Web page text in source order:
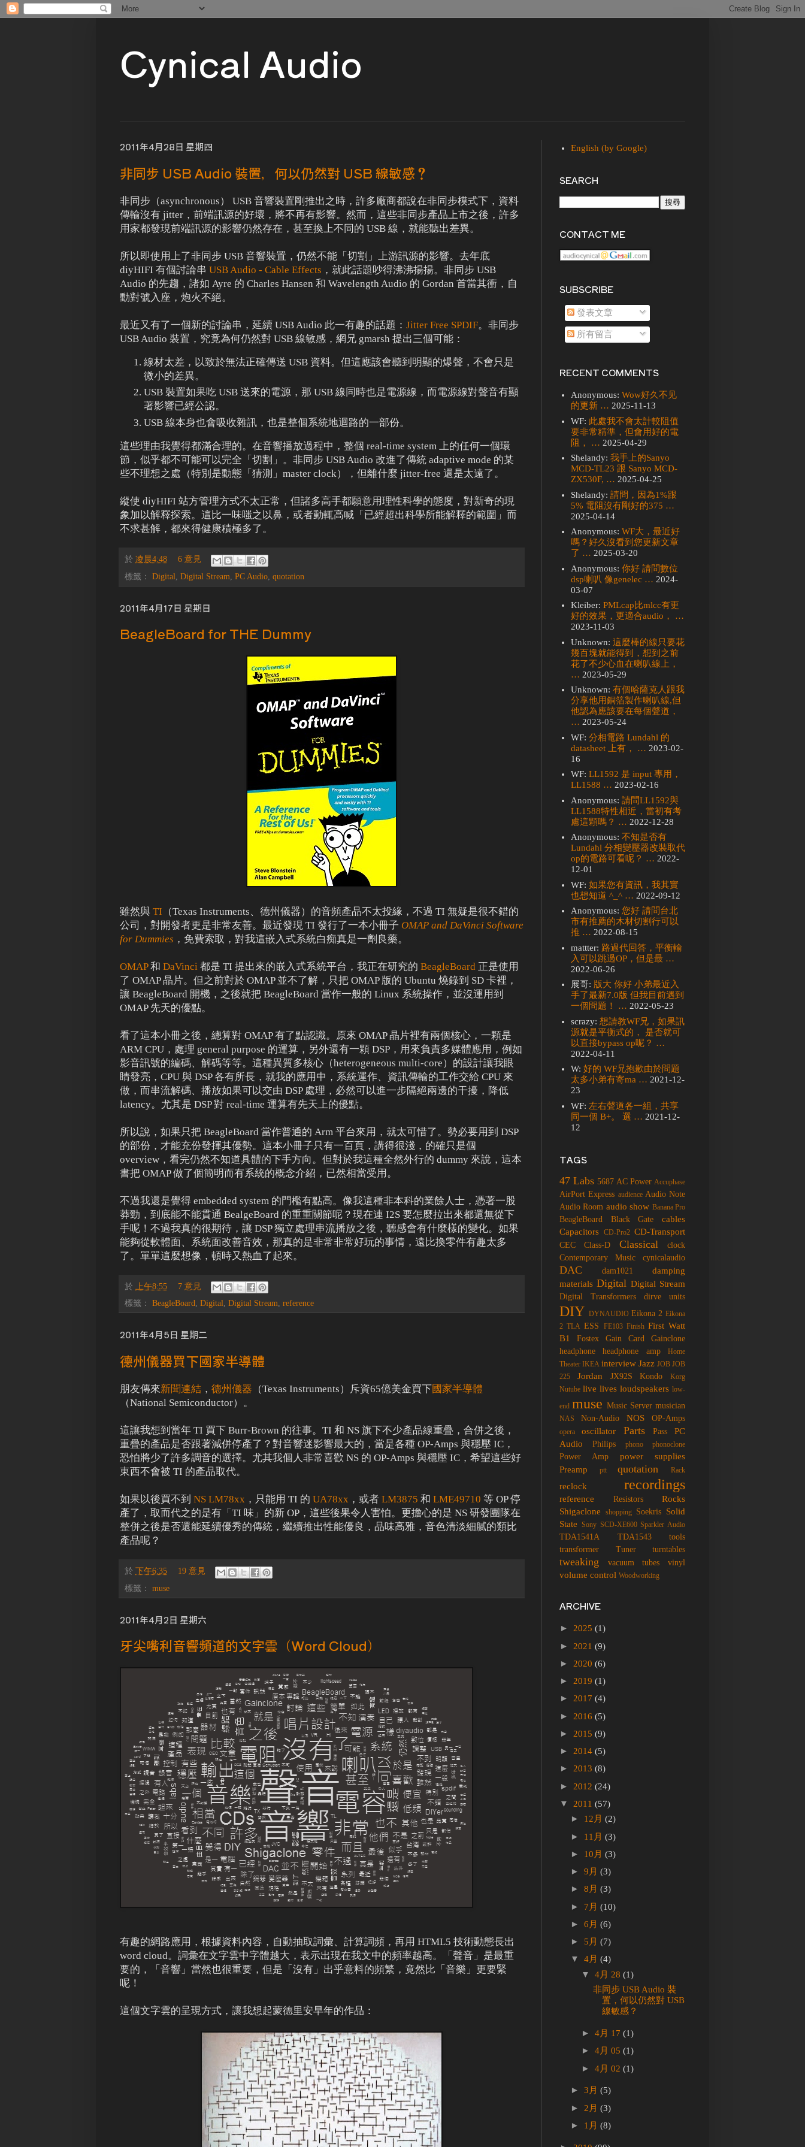
Cynical Audio
2011年4月28日 星期四
非同步 USB Audio 裝置，何以仍然對 USB 線敏感？
非同步（asynchronous） USB 音響裝置剛推出之時，許多廠商都說在非同步模式下，資料
傳輸沒有 jitter，前端訊源的好壞，將不再有影響。然而，這些非同步產品上市之後，許多
用家都發現前端訊源的影響仍然存在，甚至換上不同的 USB 線，就能聽出差異。
所以即使用上了非同步 USB 音響裝置，仍然不能「切割」上游訊源的影響。去年底
diyHIFI 有個討論串 USB Audio - Cable Effects ，就此話題吵得沸沸揚揚。非同步 USB
Audio 的先趨，諸如 Ayre 的 Charles Hansen 和 Wavelength Audio 的 Gordan 首當其衝，自
動對號入座，炮火不絕。
最近又有了一個新的討論串，延續 USB Audio 此一有趣的話題： Jitter Free SPDIF。非同步
USB Audio 裝置，究竟為何仍然對 USB 線敏感，網兄 gmarsh 提出三個可能：
線材太差，以致於無法正確傳送 USB 資料。但這應該會聽到明顯的爆聲，不會只是
微小的差異。
USB 裝置如果吃 USB 送來的電源，那 USB 線同時也是電源線，而電源線對聲音有顯
著影響已經公認。
USB 線本身也會吸收雜訊，也是整個系統地迴路的一部份。
這些理由我覺得都滿合理的。在音響播放過程中，整個 real-time system 上的任何一個環
節，似乎都不可能可以完全「切割」。非同步 USB Audio 改進了傳統 adaptive mode 的某
些不理想之處（特別是動態「猜測」master clock），但離什麼 jitter-free 還是太遠了。
縱使 diyHIFI 站方管理方式不太正常，但諸多高手都願意用理性科學的態度，對新奇的現
象加以解釋探索。這比一味嗤之以鼻，或者動輒高喊「已經超出科學所能解釋的範圍」而
不求甚解，都來得健康積極多了。
於 凌晨4:48
6 意見
標籤： Digital Digital Stream PC Audio quotation
2011年4月17日 星期日
BeagleBoard for THE Dummy
雖然與 TI （Texas Instruments、德州儀器）的音頻產品不太投緣，不過 TI 無疑是很不錯的
公司，對開發者更是非常友善。最近發現 TI 發行了一本小冊子 OMAP and DaVinci Software
for Dummies ，免費索取，對我這嵌入式系統白痴真是一劑良藥。
OMAP和 DaVinci 都是 TI 提出來的嵌入式系統平台，我正在研究的 BeagleBoard 正是使用
了 OMAP 晶片。但之前對於 OMAP 並不了解，只把 OMAP 版的 Ubuntu 燒錄到 SD 卡裡，
讓 BeagleBoard 開機，之後就把 BeagleBoard 當作一般的 Linux 系統操作，並沒運用到
OMAP 先天的優點。
看了這本小冊之後，總算對 OMAP 有了點認識。原來 OMAP 晶片裡有兩個核心，一顆是
ARM CPU，處理 general purpose 的運算，另外還有一顆 DSP，用來負責多媒體應用，例如
影音訊號的編碼、解碼等等。這種異質多核心（heterogeneous multi-core）的設計讓我眼
睛發亮，CPU 與 DSP 各有所長，就我的應用中，系統運作、資訊傳輸的工作交給 CPU 來
做，而串流解碼、播放如果可以交由 DSP 處理，必然可以進一步隔絕兩邊的干擾，降低
latency。尤其是 DSP 對 real-time 運算有先天上的優點。
所以說，如果只把 BeagleBoard 當作普通的 Arm 平台來用，就太可惜了。勢必要用到 DSP
的部份，才能充份發揮其優勢。這本小冊子只有一百頁，講得很淺，的確只是個
overview，看完仍然不知道具體的下手方向。但對於我這種全然外行的 dummy 來說，這本
書把 OMAP 做了個簡明而有系統的概念介紹，已然相當受用。
不過我還是覺得 embedded system 的門檻有點高。像我這種非本科的業餘人士，憑著一股
莽勁，到底能不能貫通 BealgeBoard 的重重關節呢？現在連 I2S 要怎麼拉出來都還無從下
手呢！不過我真的很期待，讓 DSP 獨立處理串流播放之後，聽感會有什麼樣的變化。如果
能夠從軟體面、系統面改善音效，那真的是非常非常好玩的事情，遠比換零件有趣太多
了。單單這麼想像，頓時又熱血了起來。
於 上午8:55
7 意見
標籤： BeagleBoard, Digital, Digital Stream, reference
2011年4月5日 星期二
德州儀器買下國家半導體
朋友傳來新聞連結 ， 德州儀器 （Texas Instruments）斥資65億美金買下國家半導體
（National Semiconductor）。
這讓我想到當年 TI 買下 Burr-Brown 的往事。TI 和 NS 旗下不少產品線重疊，合併之後，
重疊的產品是否跟著減併停產了？對音響迷影響最大的，當是各種 OP-Amps 與穩壓 IC，
恐怕將少了許多調音的選擇。尤其我個人非常喜歡 NS 的 OP-Amps 與穩壓 IC，希望這些好
東西不會被 TI 的產品取代。
如果以後買不到 NS LM78xx ，只能用 TI 的 UA78xx ，或者 LM3875 和 LME49710 等 OP 停
產了，取而代之的是有「TI 味」的新 OP，這些後果令人害怕。更擔心的是 NS 研發團隊在
整併之後是否還能延續優秀的傳統，繼續推出性能優良，品味高雅，音色清淡細膩的類比
產品呢？
於 下午6:35
19 意見
標籤： muse
2011年4月2日 星期六
牙尖嘴利音響頻道的文字雲（Word Cloud）
有趣的網路應用，根據資料內容，自動抽取詞彙、計算詞頻，再用 HTML5 技術動態長出
word cloud。詞彙在文字雲中字體越大，表示出現在我文中的頻率越高。「聲音」是最重
要的，「音響」當然也很重要，但是「沒有」出乎意料的頻繁，竟然比「音樂」更要緊
呢！
這個文字雲的呈現方式，讓我想起蒙德里安早年的作品：
English (by Google)
SEARCH
CONTACT ME
SUBSCRIBE
發表文章
所有留言
RECENT COMMENTS
Anonymous: Wow好久不见
的更新 … 2025-11-13
WF: 此處我不會太計較阻值
要非常精準，但會用好的電
阻， … 2025-04-29
Shelandy: 我手上的Sanyo
MCD-TL23 跟 Sanyo MCD-
ZX530F, … 2025-04-25
Shelandy: 請問，因為1%跟
5% 電阻沒有剛好的375 …
2025-04-14
Anonymous: WF大，最近好
嗎？好久沒看到您更新文章
了 … 2025-03-20
Anonymous: 你好 請問數位
dsp喇叭 像genelec … 2024-
03-07
Kleiber: PMLcap比mlcc有更
好的效果，更適合audio， …
2023-11-03
Unknown: 這麼棒的線只要花
幾百塊就能得到，想到之前
花了不少心血在喇叭線上，
… 2023-05-29
Unknown: 有個哈薩克人跟我
分享他用銅箔製作喇叭線,但
他認為應該要在每個聲道，
… 2023-05-24
WF: 分相電路 Lundahl 的
datasheet 上有， … 2023-02-
16
WF: LL1592 是 input 專用，
LL1588 … 2023-02-16
Anonymous: 請問LL1592與
LL1588特性相近，當初有考
慮這顆嗎？ … 2022-12-28
Anonymous: 不知是否有
Lundahl 分相變壓器改裝取代
op的電路可看呢？ … 2022-
12-01
WF: 如果您有資訊，我其實
也想知道 ^_^ … 2022-09-12
Anonymous: 您好 請問台北
市有推薦的木材切割行可以
推 … 2022-08-15
mattter: 路過代回答，平衡輸
入可以跳過OP，但是最 …
2022-06-26
展哥: 版大 你好 小弟最近入
手了最新7.0版 但我目前遇到
一個問題！ … 2022-05-23
scrazy: 想請教WF兄，如果訊
源就是平衡式的， 是否就可
以直接bypass op呢？ …
2022-04-11
W: 好的 WF兄抱歉由於問題
太多小弟有寄ma … 2021-12-
23
WF: 左右聲道各一組，共享
同一個 B+。 選 … 2021-12-
12
TAGS
47 Labs 5687 AC Power Accuphase
AirPort Express audience Audio Note
Audio Room audio show Banana Pro
BeagleBoard Black Gate
cables
Capacitors CD-Pro2 CD-Transport
CEC Class-D Classical
clock
Contemporary Music
cynicalaudio
DAC dam1021
damping
materials Digital Digital Stream
Digital Transformers dirve units
DIY DYNAUDIO Eikona 2 Eikona
2 TLA ESS FE103 Finish First Watt
B1
Fostex Gain Card
Gainclone
headphone
headphone amp
Home
Theater IKEA interview Jazz JOB JOB
225
Jordan JX92S Kondo
Korg
Nutube live lives loudspeakers low-
end muse Music Server musician
NAS Non-Audio NOS OP-Amps
opera oscillator Parts Pass
PC
Audio
Philips phono phonoclone
Power Amp
power supplies
Preamp
ptt quotation Rack
reclock recordings
reference Resistors
Rocks
Shigaclone
shopping Soekris Solid
State Sony SCD-XE600 Sparkler Audio
TDA1541A TDA1543
tools
transformer
Tuner turntables
tweaking vacuum tubes vinyl
volume control Woodworking
ARCHIVE
► 2025 (1)
► 2021 (9)
► 2020 (6)
► 2019 (1)
► 2017 (4)
► 2016 (5)
► 2015 (9)
► 2014 (5)
► 2013 (8)
► 2012 (24)
▼ 2011 (57)
► 12月 (2)
► 11月 (3)
► 10月 (3)
► 9月 (3)
► 8月 (3)
► 7月 (10)
► 6月 (6)
► 5月 (7)
▼ 4月 (4)
▼ 4月 28 (1)
非同步 USB Audio 裝
置，何以仍然對 USB
線敏感？
► 4月 17 (1)
► 4月 05 (1)
► 4月 02 (1)
► 3月 (5)
► 2月 (3)
► 1月 (8)